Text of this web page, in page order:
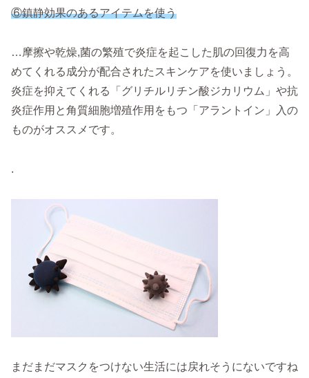
⑥鎮静効果のあるアイテムを使う
…摩擦や乾燥,菌の繁殖で炎症を起こした肌の回復力を高
めてくれる成分が配合されたスキンケアを使いましょう。
炎症を抑えてくれる「グリチルリチン酸ジカリウム」や抗
炎症作用と角質細胞増殖作用をもつ「アラントイン」入の
ものがオススメです。
.
まだまだマスクをつけない生活には戻れそうにないですね